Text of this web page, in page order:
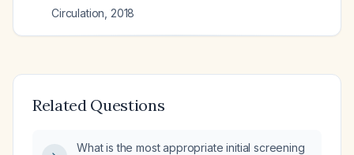
Circulation 2018
Related Questions
What is the most appropriate initial screening